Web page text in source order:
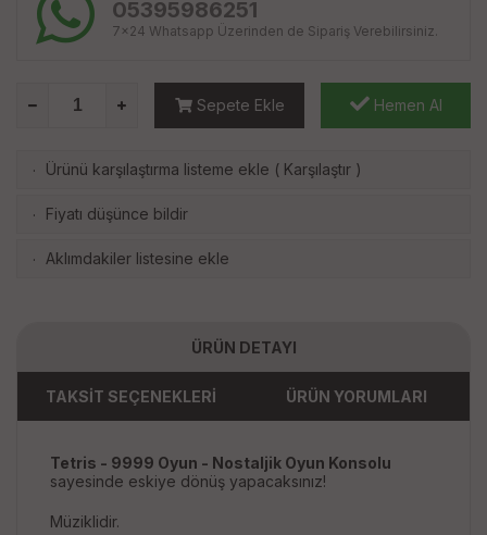
05395986251
7x24 Whatsapp Üzerinden de Sipariş Verebilirsiniz.
Sepete Ekle Hemen Al
· Ürünü karşılaştırma listeme ekle ( Karşılaştır )
· Fiyatı düşünce bildir
· Aklımdakiler listesine ekle
ÜRÜN DETAYI
TAKSİT SEÇENEKLERİ ÜRÜN YORUMLARI
Tetris - 9999 Oyun - Nostaljik Oyun Konsolu
sayesinde eskiye dönüş yapacaksınız!
Müziklidir.